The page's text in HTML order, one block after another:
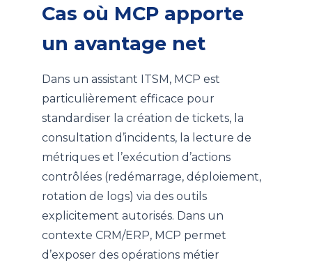
Cas où MCP apporte
un avantage net
Dans un assistant ITSM, MCP est
particulièrement efficace pour
standardiser la création de tickets, la
consultation d’incidents, la lecture de
métriques et l’exécution d’actions
contrôlées (redémarrage, déploiement,
rotation de logs) via des outils
explicitement autorisés. Dans un
contexte CRM/ERP, MCP permet
d’exposer des opérations métier